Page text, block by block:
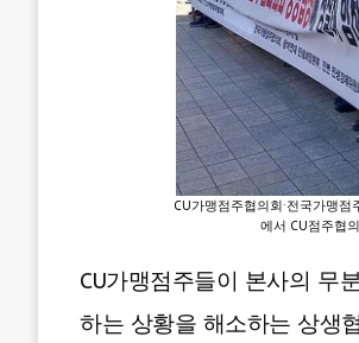
CU가맹점주협의회·전국가맹
에서 CU점주협
CU가맹점주들이 본사의 무
하는 상황을 해소하는 상생